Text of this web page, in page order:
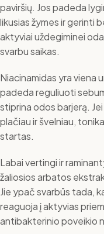
paviršių. Jos padeda
likusias žymes ir gerinti
aktyviai uždegiminei
svarbu saikas.
Niacinamidas yra viena
padeda reguliuoti
stiprina odos barjerą.
plačiau ir švelniau,
startas.
Labai vertingi ir
žaliosios arbatos
Jie ypač svarbūs tada,
reaguoja į aktyvias
antibakterinio poveikio